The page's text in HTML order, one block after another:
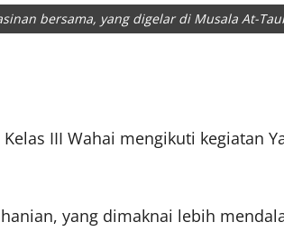
bersama, yang digelar di Musala At-
III Wahai mengikuti kegiatan
yang dimaknai lebih